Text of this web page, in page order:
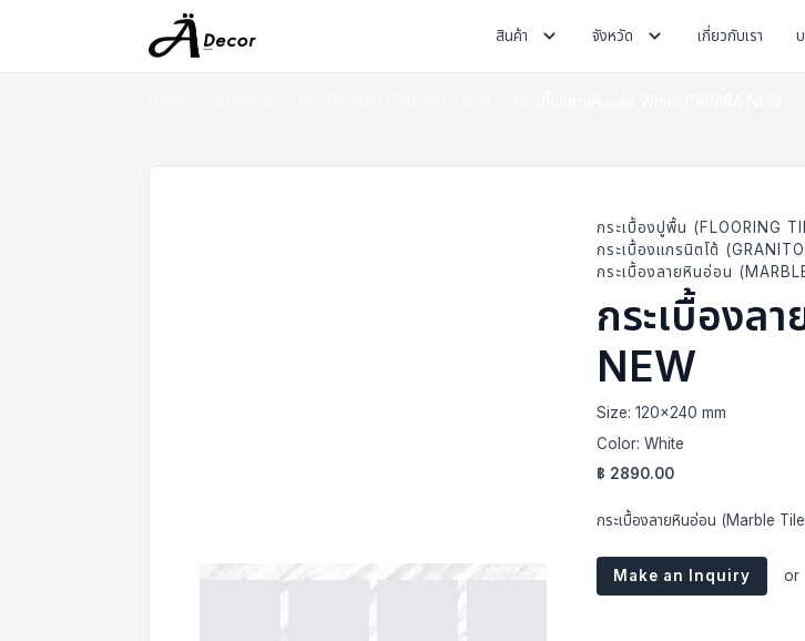
สินค้า จังหวัด เกี่ยวกับเรา
กระเบื้องปูพื้น (FLOORING
กระเบื้องแกรนิตโต้
กระเบื้องลายหินอ่อน
กระเบื้องล
NEW
Size: 120x240 mm
Color: White
฿ 2890.00
กระเบื้องลายหินอ่อน (Marble
Make an Inquiry or